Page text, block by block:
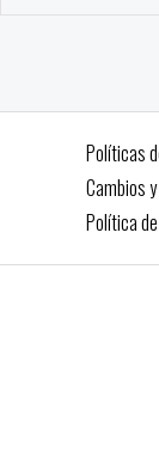
Políticas
Cambios
Política